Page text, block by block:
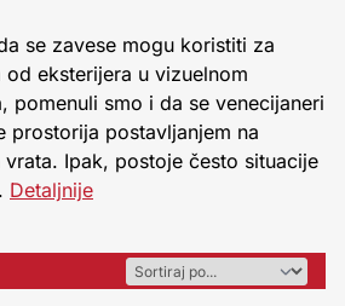
se zavese mogu koristiti za
eksterijera u vizuelnom
pomenuli smo i da se venecijaneri
prostorija postavljanjem na
Ipak, postoje često situacije
Detaljnije